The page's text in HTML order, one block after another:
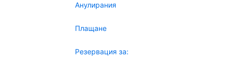
Анулирания
Плащане
Резервация за: